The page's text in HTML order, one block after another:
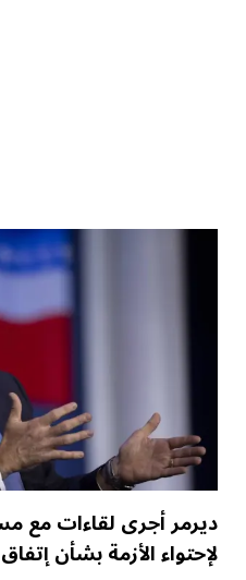
ديرمر أجرى لقاءات مع
لإحتواء الأزمة بشأن